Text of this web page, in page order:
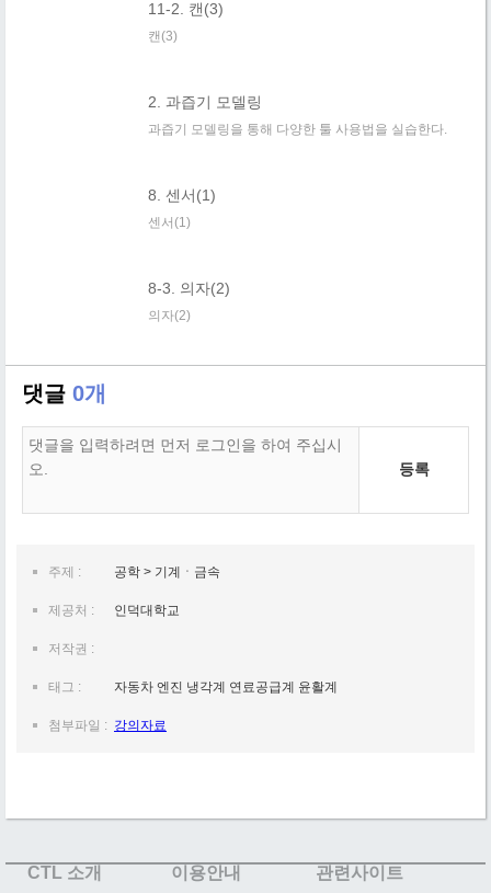
11-2. 캔(3)
캔(3)
2. 과즙기 모델링
과즙기 모델링을 통해 다양한 툴 사용법을 실습한다.
8. 센서(1)
센서(1)
8-3. 의자(2)
의자(2)
댓글 0개
등록
주제 : 공학 > 기계ㆍ금속
제공처 : 인덕대학교
저작권 :
태그 : 자동차 엔진 냉각계 연료공급계 윤활계
첨부파일 : 강의자료
CTL 소개 이용안내 관련사이트